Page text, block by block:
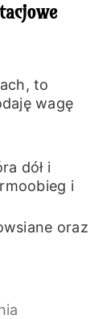
to
wagę
dół i
i
oraz